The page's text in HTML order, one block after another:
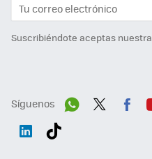
Suscribiéndote aceptas nuestra
Síguenos